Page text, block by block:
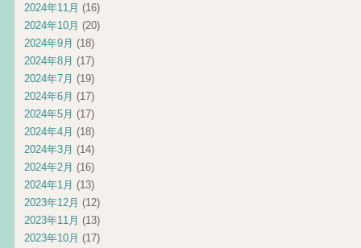
2024年11月 (16)
2024年10月 (20)
2024年9月 (18)
2024年8月 (17)
2024年7月 (19)
2024年6月 (17)
2024年5月 (17)
2024年4月 (18)
2024年3月 (14)
2024年2月 (16)
2024年1月 (13)
2023年12月 (12)
2023年11月 (13)
2023年10月 (17)